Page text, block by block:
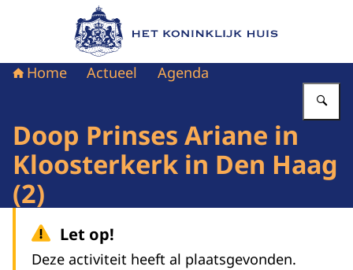
Naar de homepage van Het Koninklijk Huis
Home Actueel Agenda
Doop Prinses Ariane in
Kloosterkerk in Den Haag
(2)
Let op!
Deze activiteit heeft al plaatsgevonden.